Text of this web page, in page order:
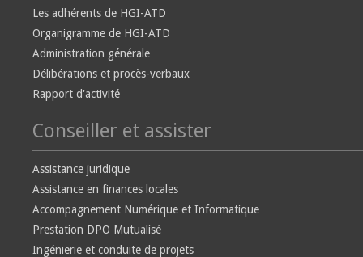
Les adhérents de HGI-ATD
Organigramme de HGI-ATD
Administration générale
Délibérations et procès-verbaux
Rapport d'activité
Conseiller et assister
Assistance juridique
Assistance en finances locales
Accompagnement Numérique et Informatique
Prestation DPO Mutualisé
Ingénierie et conduite de projets